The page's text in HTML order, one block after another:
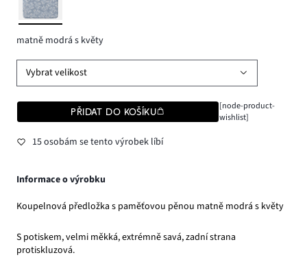
matně modrá s květy
Vybrat velikost
PŘIDAT DO KOŠÍKU
[node-product-
wishlist]
15 osobám se tento výrobek líbí
Informace o výrobku
Koupelnová předložka s paměťovou pěnou matně modrá s květy
S potiskem, velmi měkká, extrémně savá, zadní strana
protiskluzová.